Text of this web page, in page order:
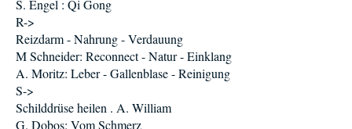
S. Engel : Qi Gong
R->
Reizdarm - Nahrung - Verdauung
M Schneider: Reconnect - Natur - Einklang
A. Moritz: Leber - Gallenblase - Reinigung
S->
Schilddrüse heilen . A. William
G. Dobos: Vom Schmerz